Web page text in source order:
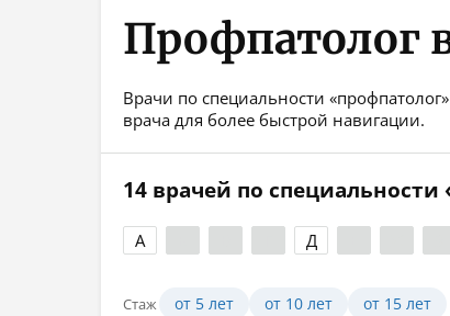
Профпатолог
Врачи по специальности
врача для более быстрой навигации.
14 врачей по специальности
А Д
Стаж от 5 лет от 10 лет от 15 лет